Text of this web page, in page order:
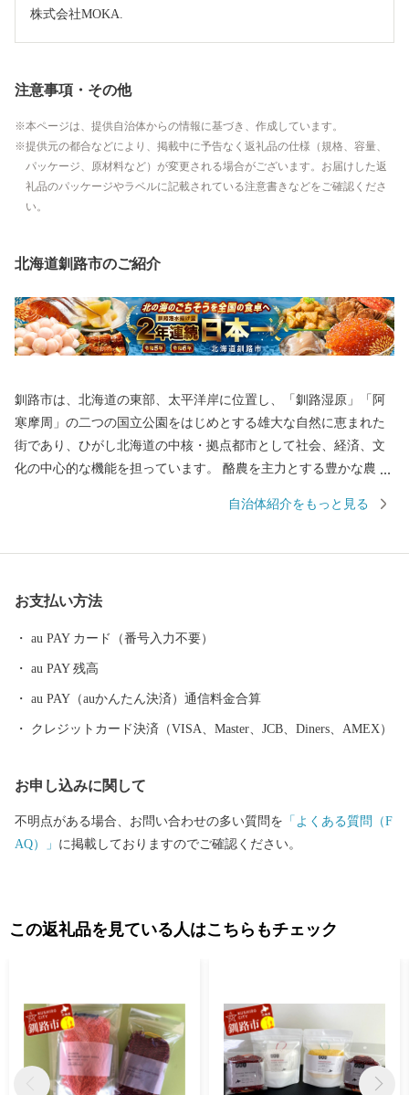
株式会社MOKA.
注意事項・その他
本ページは、提供自治体からの情報に基づき、作成しています。
提供元の都合などにより、掲載中に予告なく返礼品の仕様（規格、容量、
パッケージ、原材料など）が変更される場合がございます。お届けした返
礼品のパッケージやラベルに記載されている注意書きなどをご確認くださ
い。
北海道釧路市のご紹介
釧路市は、北海道の東部、太平洋岸に位置し、「釧路湿原」「阿
寒摩周」の二つの国立公園をはじめとする雄大な自然に恵まれた
街であり、ひがし北海道の中核・拠点都市として社会、経済、文
化の中心的な機能を担っています。 酪農を主力とする豊かな農業
を誇る水産業など、日本の食料基地といえる地域です。 安全・安
製紙工場のほか、全国唯一の石炭鉱業所が操業しており地域の主
められている北海道横断自動車道(高速道路)の完成により今後、飛
躍的に物流機能が高まるものと期待されています。 また、特別天
然記念物｢タンチョウ｣や「阿寒湖のマリモ」をはじめとする世界
滞在にも適した地域と言えます。 ＜ワンストップ申請書送付先＞
自治体紹介をもっと見る
お支払い方法
au PAY カード（番号入力不要）
au PAY 残高
au PAY（auかんたん決済）通信料金合算
クレジットカード決済（VISA、Master、JCB、Diners、AMEX）
お申し込みに関して
不明点がある場合、お問い合わせの多い質問を 「よくある質問（F
AQ）」 に掲載しておりますのでご確認ください。
この返礼品を見ている人はこちらもチェック